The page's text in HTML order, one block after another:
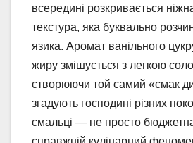
всередині розкривається
текстура, яка буквально
язика. Аромат ванільного
жиру змішується з легкою
створюючи той самий «смак
згадують господині різних
смальці — не просто